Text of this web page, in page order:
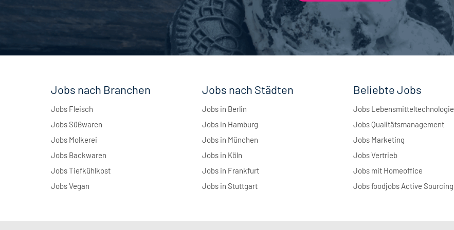
Jobs nach Branchen
Jobs Fleisch
Jobs Süßwaren
Jobs Molkerei
Jobs Backwaren
Jobs Tiefkühlkost
Jobs Vegan
Jobs nach Städten
Jobs in Berlin
Jobs in Hamburg
Jobs in München
Jobs in Köln
Jobs in Frankfurt
Jobs in Stuttgart
Beliebte Jobs
Jobs Lebensmitteltechnologie
Jobs Qualitätsmanagement
Jobs Marketing
Jobs Vertrieb
Jobs mit Homeoffice
Jobs foodjobs Active Sourcing